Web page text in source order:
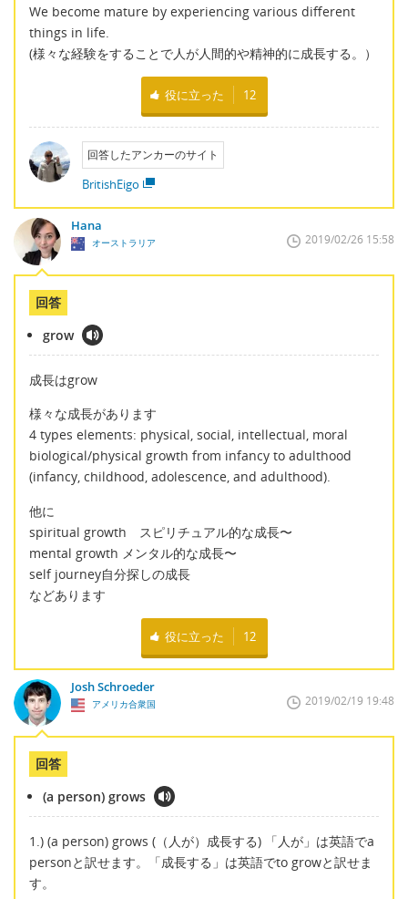
We become mature by experiencing various different
things in life.
(様々な経験をすることで人が人間的や精神的に成長する。）
役に立った 12
回答したアンカーのサイト
BritishEigo
Hana
オーストラリア 2019/02/26 15:58
回答
grow
成長はgrow
様々な成長があります
4 types elements: physical, social, intellectual, moral
biological/physical growth from infancy to adulthood
(infancy, childhood, adolescence, and adulthood).
他に
spiritual growth スピリチュアル的な成長〜
mental growth メンタル的な成長〜
self journey自分探しの成長
などあります
役に立った 12
Josh Schroeder
アメリカ合衆国 2019/02/19 19:48
回答
(a person) grows
1.) (a person) grows (（人が）成長する) 「人が」は英語でa
personと訳せます。「成長する」は英語でto growと訳せま
す。